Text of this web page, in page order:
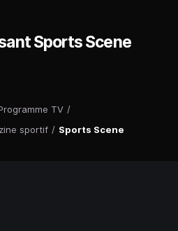
TV /
sportif / Sports Scene
Sports Scene